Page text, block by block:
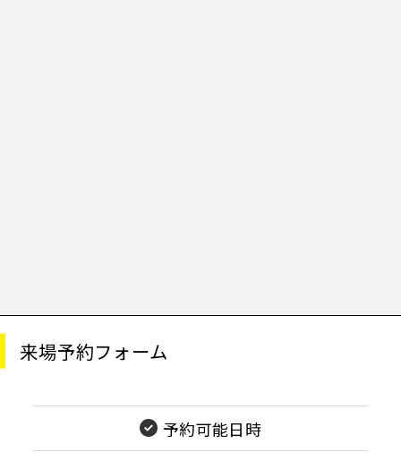
来場予約フォーム
予約可能日時